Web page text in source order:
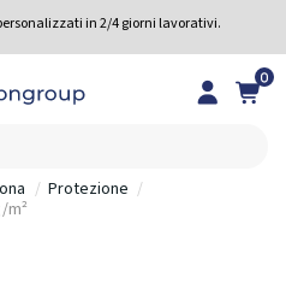
in 2/4 giorni lavorativi.
0
Protezione
m²